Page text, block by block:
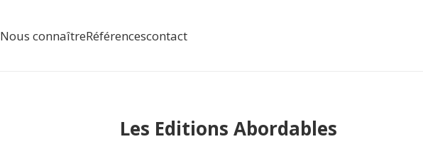
Nous connaîtreRéférencescontact
Les Editions Abordables